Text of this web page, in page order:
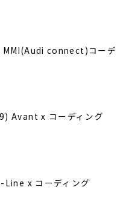
MMI(Audi connect)コーデ
Avant x コーディング
x コーディング